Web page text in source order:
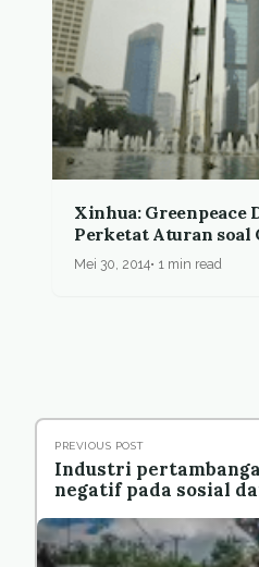
Xinhua: Greenpeace
Perketat Aturan soal
Mei 30, 2014 1 min read
PREVIOUS POST
Industri
negatif pada sosial